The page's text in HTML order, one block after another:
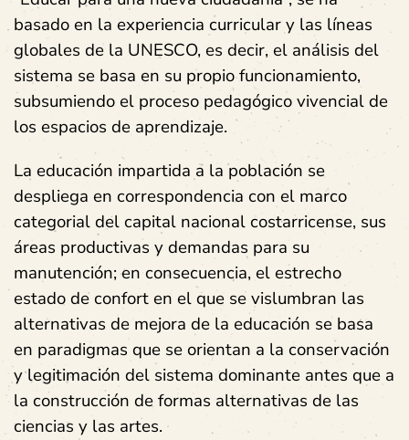
basado en la experiencia curricular y las líneas
globales de la UNESCO, es decir, el análisis del
sistema se basa en su propio funcionamiento,
subsumiendo el proceso pedagógico vivencial de
los espacios de aprendizaje.
La educación impartida a la población se
despliega en correspondencia con el marco
categorial del capital nacional costarricense, sus
áreas productivas y demandas para su
manutención; en consecuencia, el estrecho
estado de confort en el que se vislumbran las
alternativas de mejora de la educación se basa
en paradigmas que se orientan a la conservación
y legitimación del sistema dominante antes que a
la construcción de formas alternativas de las
ciencias y las artes.